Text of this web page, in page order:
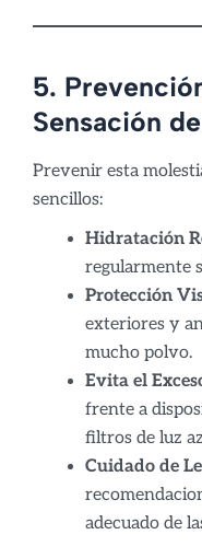
5.
Sensación
Prevenir esta
sencillos:
Hidratación
regularmente
Protección
exteriores y
mucho polvo.
Evita el
frente a
filtros de luz
Cuidado de
adecuado de